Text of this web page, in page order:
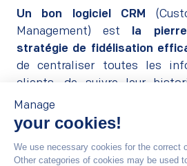
Un bon logiciel CRM
Management) est
la
stratégie de fidélisation
de centraliser toutes les
clients, de suivre leur
préférences et leurs
marque. Cette connaissance
clientèle vous permettra d’
votre communication de
Manage
your cookies!
We use necessary cookies for the correct
Other categories of cookies may be used